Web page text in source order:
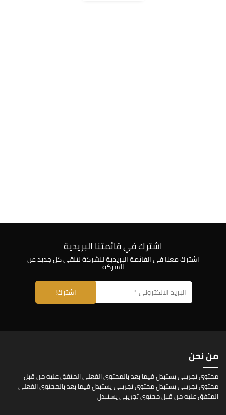
اشترك في قائمتنا البريدية
اشترك معنا في القائمة البريدية للشركة لتلقي كل جديد عن
الشركة
من نحن
محتوى تجريبي يستبدل فيما بعد بالمحتوى الفعلى المتفق عليه من قبل
محتوى تجريبي يستبدل محتوى تجريبي يستبدل فيما بعد بالمحتوى الفعلى
المتفق عليه من قبل محتوى تجريبي يستبدل